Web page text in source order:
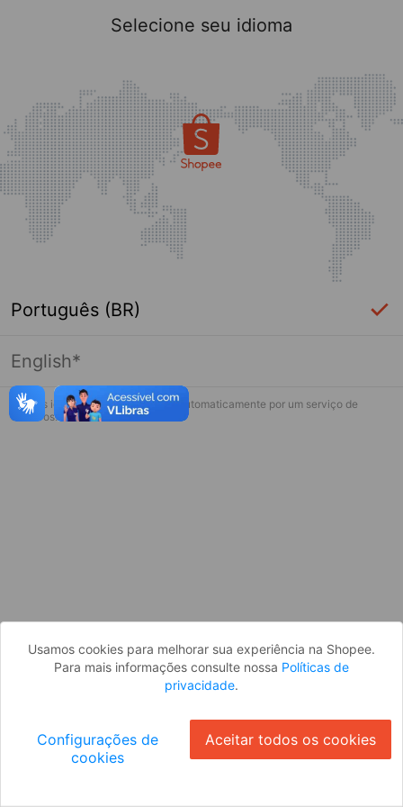
Página indisponível
Desculpe, algo deu errado. Faça login
Selecione seu idioma
Português (BR)
English*
* Esses idiomas serão traduzidos automaticamente por um serviço de
terceiros.
Usamos cookies para melhorar sua experiência na Shopee.
Para mais informações consulte nossa Políticas de
privacidade.
Configurações de
cookies
Aceitar todos os cookies